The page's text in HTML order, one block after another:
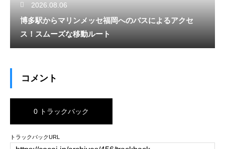
2026.08.06
博多駅からマリンメッセ福岡へのバスによるアクセ
ス！スムーズな移動ルート
コメント
0 トラックバック
トラックバックURL